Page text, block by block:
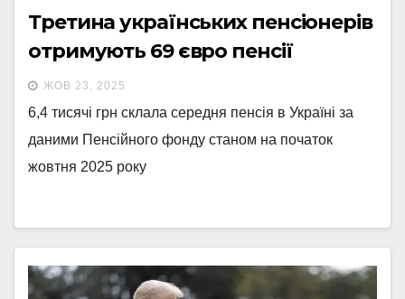
Третина українських пенсіонерів
отримують 69 євро пенсії
ЖОВ 23, 2025
6,4 тисячі грн склала середня пенсія в Україні за
даними Пенсійного фонду станом на початок
жовтня 2025 року